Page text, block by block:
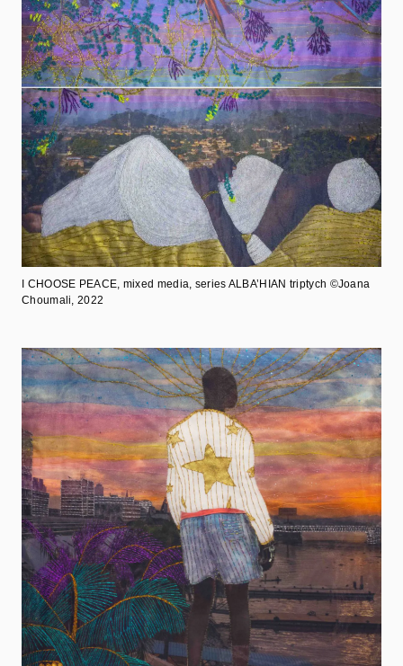
I CHOOSE PEACE, mixed media, series ALBA’HIAN triptych ©Joana
Choumali, 2022